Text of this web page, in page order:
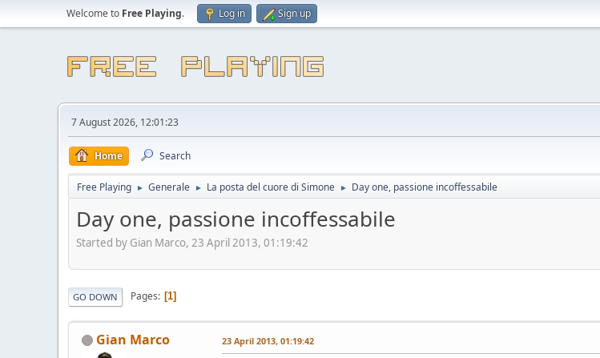
Welcome to Free Playing. Log in Sign up
7 August 2026, 12:01:23
Home Search
Free Playing ► Generale ► La posta del cuore di Simone ► Day one, passione incoffessabile
Day one, passione incoffessabile
Started by Gian Marco, 23 April 2013, 01:19:42
GO DOWN Pages 1
Gian Marco 23 April 2013, 01:19:42